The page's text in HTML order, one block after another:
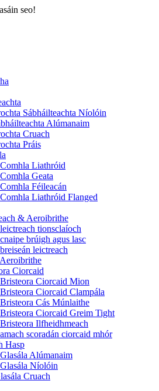
seo!
Sábháilteachta Níolóin
Alúmanaim
Cruach
Práis
Liathróid
Geata
Féileacán
Liathróid Flanged
& Aeroibrithe
tionsclaíoch
brúigh agus lasc
leictreach
Ciorcaid
Ciorcaid Mion
Ciorcaid Clampála
Cás Múnlaithe
Ciorcaid Greim Tight
Ilfheidhmeach
scoradán ciorcaid mhór
Hasp
Alúmanaim
Níolóin
Cruach